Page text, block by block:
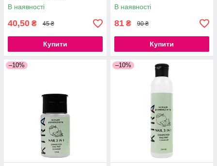
В наявності
40,50 ₴ 45 ₴
Купити
В наявності
81 ₴ 90 ₴
Купити
–10% –10%